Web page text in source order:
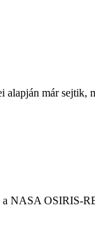
már sejtik,
a NASA OSIRIS-